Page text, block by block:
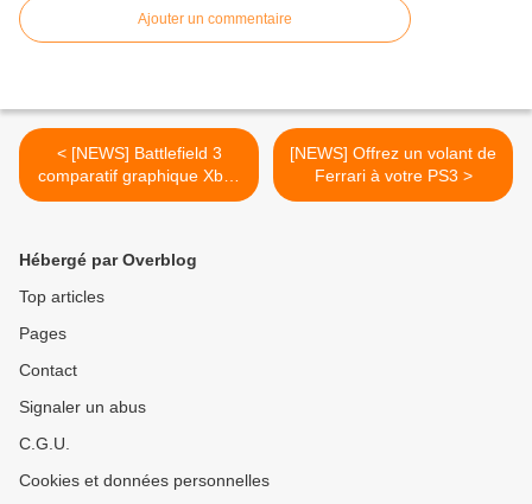
Ajouter un commentaire
< [NEWS] Battlefield 3
comparatif graphique Xbox
360 vs PS3
[NEWS] Offrez un volant de
Ferrari à votre PS3 >
Hébergé par Overblog
Top articles
Pages
Contact
Signaler un abus
C.G.U.
Cookies et données personnelles